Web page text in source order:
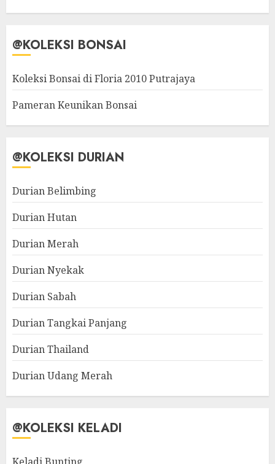
@KOLEKSI BONSAI
Koleksi Bonsai di Floria 2010 Putrajaya
Pameran Keunikan Bonsai
@KOLEKSI DURIAN
Durian Belimbing
Durian Hutan
Durian Merah
Durian Nyekak
Durian Sabah
Durian Tangkai Panjang
Durian Thailand
Durian Udang Merah
@KOLEKSI KELADI